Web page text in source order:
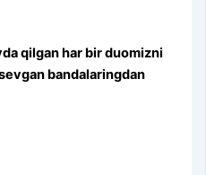
qilgan har bir duomizni
bandalaringdan